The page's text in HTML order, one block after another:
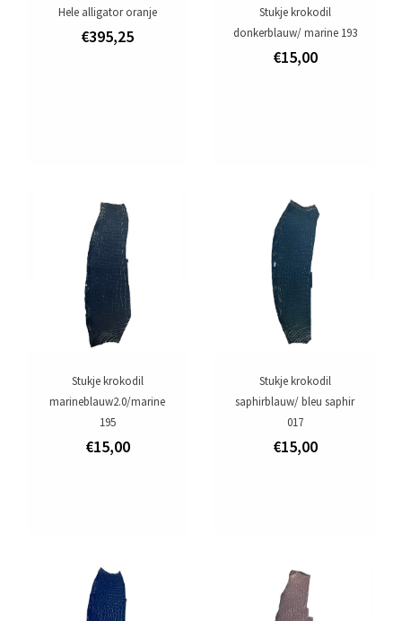
Hele alligator oranje
€395,25
Stukje krokodil
donkerblauw/ marine 193
€15,00
Stukje krokodil
marineblauw2.0/marine
195
€15,00
Stukje krokodil
saphirblauw/ bleu saphir
017
€15,00